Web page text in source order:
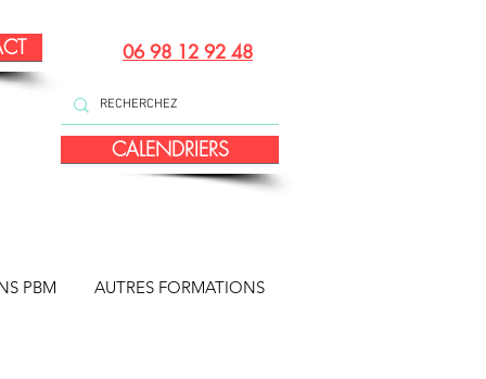
06 98 12 92 48
CALENDRIERS
PBM AUTRES FORMATIONS